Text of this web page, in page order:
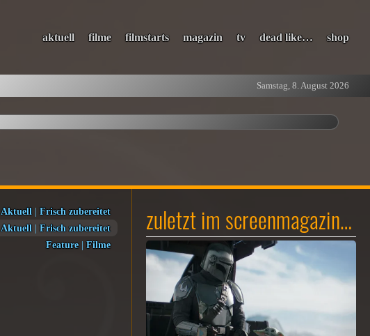
aktuell filme filmstarts magazin tv dead like… shop
Samstag, 8. August 2026
Aktuell| Frisch zubereitet
Aktuell| Frisch zubereitet
Feature| Filme
zuletzt im screenmagazin…